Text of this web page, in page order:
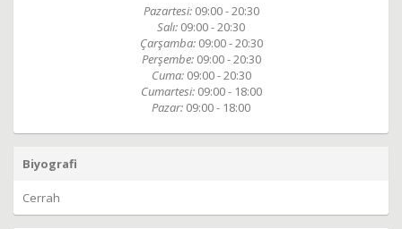
Pazartesi: 09:00 - 20:30
Salı: 09:00 - 20:30
Çarşamba: 09:00 - 20:30
Perşembe: 09:00 - 20:30
Cuma: 09:00 - 20:30
Cumartesi: 09:00 - 18:00
Pazar: 09:00 - 18:00
Biyografi
Cerrah